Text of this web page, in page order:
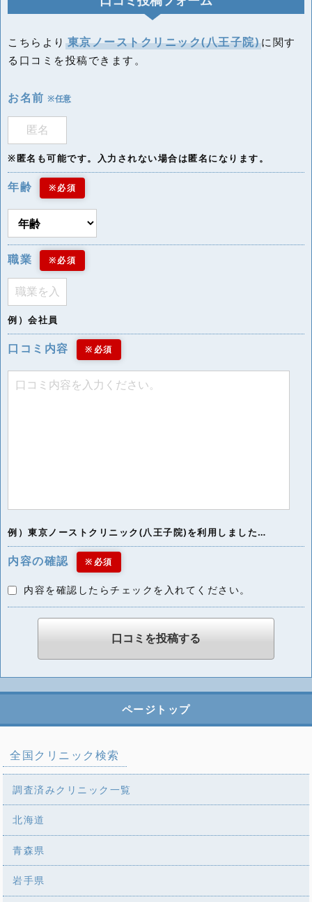
こちらより 東京ノーストクリニック(八王子院)に関す
る口コミを投稿できます。
お名前 ※任意
※匿名も可能です。入力されない場合は匿名になります。
年齢 ※必須
職業 ※必須
例）会社員
口コミ内容 ※必須
例）東京ノーストクリニック(八王子院)を利用しました…
内容の確認 ※必須
内容を確認したらチェックを入れてください。
ページトップ
全国クリニック検索
調査済みクリニック一覧
北海道
青森県
岩手県